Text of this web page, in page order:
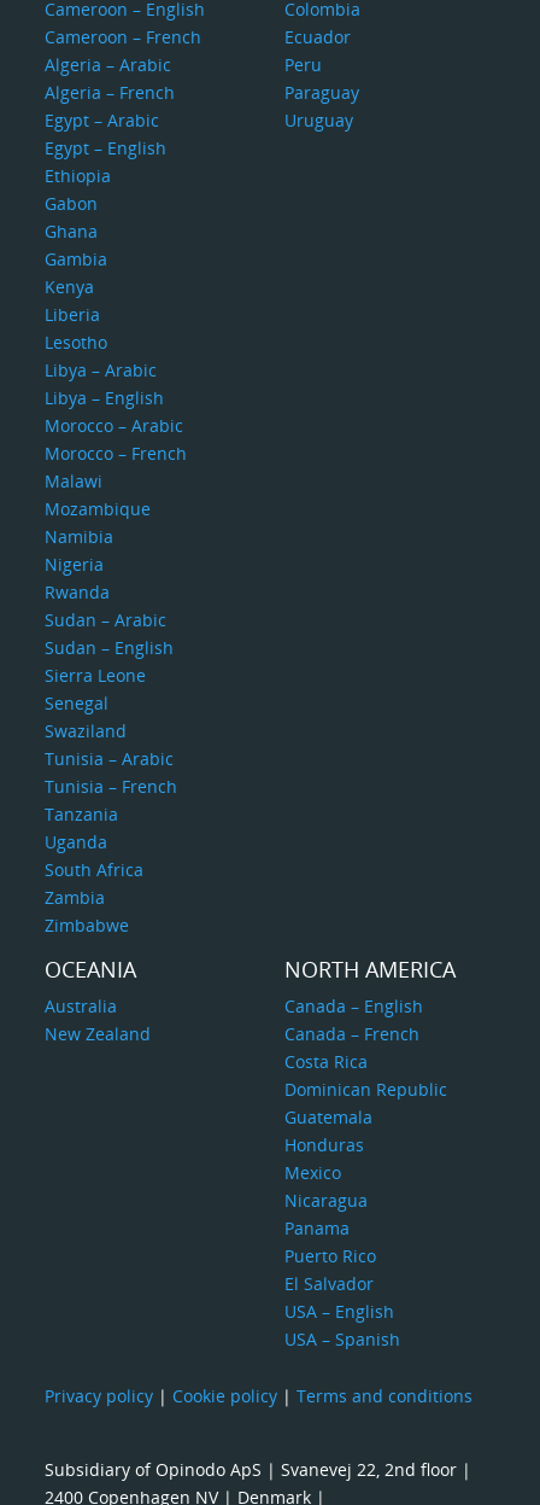
Cameroon – English
Cameroon – French
Algeria – Arabic
Algeria – French
Egypt – Arabic
Egypt – English
Ethiopia
Gabon
Ghana
Gambia
Kenya
Liberia
Lesotho
Libya – Arabic
Libya – English
Morocco – Arabic
Morocco – French
Malawi
Mozambique
Namibia
Nigeria
Rwanda
Sudan – Arabic
Sudan – English
Sierra Leone
Senegal
Swaziland
Tunisia – Arabic
Tunisia – French
Tanzania
Uganda
South Africa
Zambia
Zimbabwe
Colombia
Ecuador
Peru
Paraguay
Uruguay
OCEANIA
Australia
New Zealand
NORTH AMERICA
Canada – English
Canada – French
Costa Rica
Dominican Republic
Guatemala
Honduras
Mexico
Nicaragua
Panama
Puerto Rico
El Salvador
USA – English
USA – Spanish
Privacy policy | Cookie policy |Terms and conditions
Subsidiary of Opinodo ApS | Svanevej 22, 2nd floor |
2400 Copenhagen NV | Denmark |